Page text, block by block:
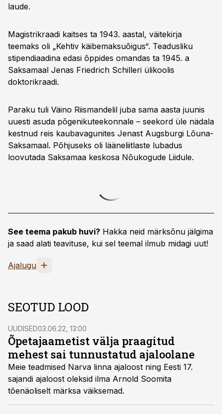
laude.
Magistrikraadi kaitses ta 1943. aastal, väitekirja
teemaks oli „Kehtiv käibemaksuõigus“. Teadusliku
stipendiaadina edasi õppides omandas ta 1945. a
Saksamaal Jenas Friedrich Schilleri ülikoolis
doktorikraadi.
Paraku tuli Väino Riismandelil juba sama aasta juunis
uuesti asuda põgenikuteekonnale – seekord üle nädala
kestnud reis kaubavagunites Jenast Augsburgi Lõuna-
Saksamaal. Põhjuseks oli lääneliitlaste lubadus
loovutada Saksamaa keskosa Nõukogude Liidule.
See teema pakub huvi? Hakka neid märksõnu jälgima
ja saad alati teavituse, kui sel teemal ilmub midagi uut!
Ajalugu
SEOTUD LOOD
UUDISED03.06.22, 13:00
Õpetajaametist välja praagitud
mehest sai tunnustatud ajaloolane
Meie teadmised Narva linna ajaloost ning Eesti 17.
sajandi ajaloost oleksid ilma Arnold Soomita
tõenäoliselt märksa väiksemad.